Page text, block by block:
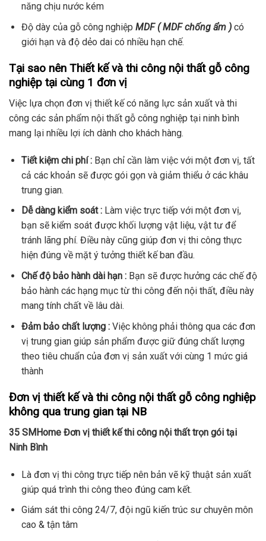
năng chịu nước kém
Độ dày của gỗ công nghiệp MDF ( MDF chống ẩm )có
giới hạn và độ dẻo dai có nhiều hạn chế.
Tại sao nên Thiết kế và thi công nội thất gỗ công
nghiệp tại cùng 1 đơn vị
Việc lựa chọn đơn vị thiết kế có năng lực sản xuất và thi
công các sản phẩm nội thất gỗ công nghiệp tại ninh bình
mang lại nhiều lợi ích dành cho khách hàng.
Tiết kiệm chi phí : Bạn chỉ cần làm việc với một đơn vị, tất
cả các khoản sẽ được gói gọn và giảm thiểu ở các khâu
trung gian.
Dễ dàng kiểm soát :Làm việc trực tiếp với một đơn vị,
bạn sẽ kiểm soát được khối lượng vật liệu, vật tư để
tránh lãng phí. Điều này cũng giúp đơn vị thi công thực
hiện đúng về mặt ý tưởng thiết kế ban đầu.
Chế độ bảo hành dài hạn : Bạn sẽ được hưởng các chế độ
bảo hành các hạng mục từ thi công đến nội thất, điều này
mang tính chất về lâu dài.
Đảm bảo chất lượng :Việc không phải thông qua các đơn
vị trung gian giúp sản phẩm được giữ đúng chất lượng
theo tiêu chuẩn của đơn vị sản xuất với cùng 1 mức giá
thành
Đơn vị thiết kế và thi công nội thất gỗ công nghiệp
không qua trung gian tại NB
35 SMHome Đơn vị thiết kế thi công nội thất trọn gói tại
Ninh Bình
Là đơn vị thi công trực tiếp nên bản vẽ kỹ thuật sản xuất
giúp quá trình thi công theo đúng cam kết.
Giám sát thi công 24/7, đội ngũ kiến trúc sư chuyên môn
cao & tận tâm